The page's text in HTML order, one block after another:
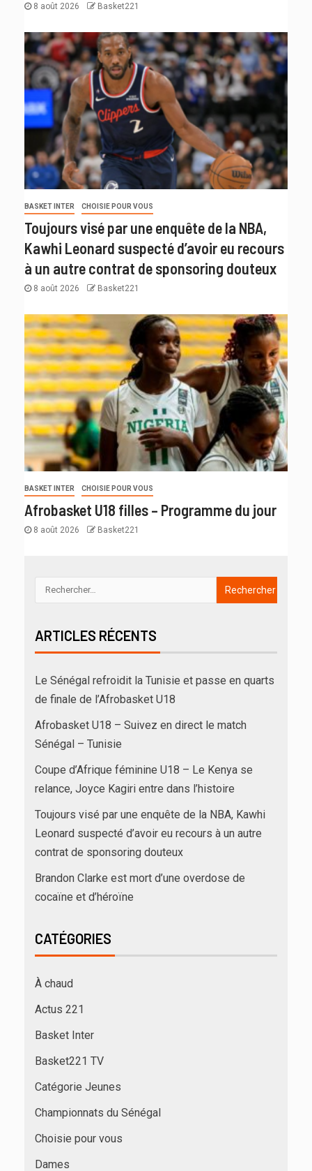
8 août 2026 Basket221
BASKET INTER CHOISIE POUR VOUS
Toujours visé par une enquête de la NBA,
Kawhi Leonard suspecté d’avoir eu recours
à un autre contrat de sponsoring douteux
8 août 2026 Basket221
BASKET INTER CHOISIE POUR VOUS
Afrobasket U18 filles – Programme du jour
8 août 2026 Basket221
ARTICLES RÉCENTS
Le Sénégal refroidit la Tunisie et passe en quarts
de finale de l’Afrobasket U18
Afrobasket U18 – Suivez en direct le match
Sénégal – Tunisie
Coupe d’Afrique féminine U18 – Le Kenya se
relance, Joyce Kagiri entre dans l’histoire
Toujours visé par une enquête de la NBA, Kawhi
Leonard suspecté d’avoir eu recours à un autre
contrat de sponsoring douteux
Brandon Clarke est mort d’une overdose de
cocaïne et d’héroïne
CATÉGORIES
À chaud
Actus 221
Basket Inter
Basket221 TV
Catégorie Jeunes
Championnats du Sénégal
Choisie pour vous
Dames